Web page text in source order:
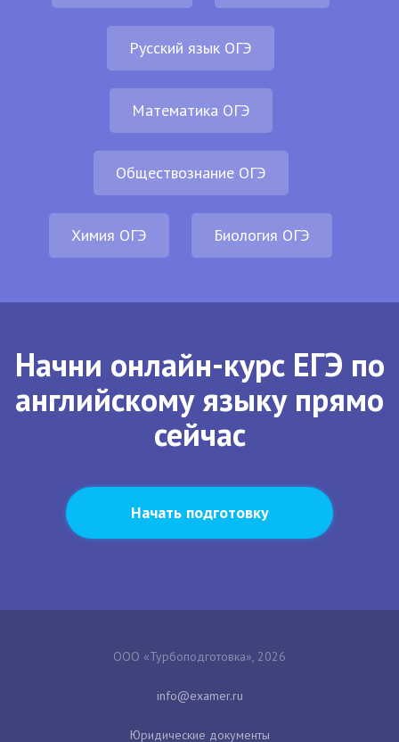
Русский язык ОГЭ
Математика ОГЭ
Обществознание ОГЭ
Химия ОГЭ Биология ОГЭ
Начни онлайн-курс ЕГЭ по
английскому языку прямо
сейчас
Начать подготовку
ООО «Турбоподготовка», 2026
Юридические документы